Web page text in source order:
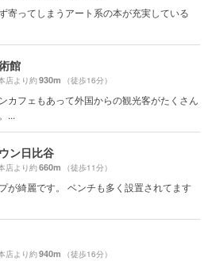
寄ってしまうアート系の本が充実している
館
店より約930m （徒歩16分）
カフェもあって外国からの観光客がたくさん
...
ン日比谷
店より約660m （徒歩11分）
が綺麗です。 ベンチも多く設置されてます
店より約940m （徒歩16分）